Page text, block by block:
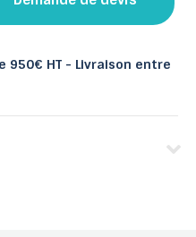
950€ HT - Livraison entre